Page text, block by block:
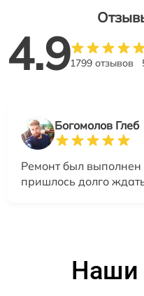
4.91799 отзывов
Богомолов Глеб
Ремонт был выполнен
пришлось долго
Наши